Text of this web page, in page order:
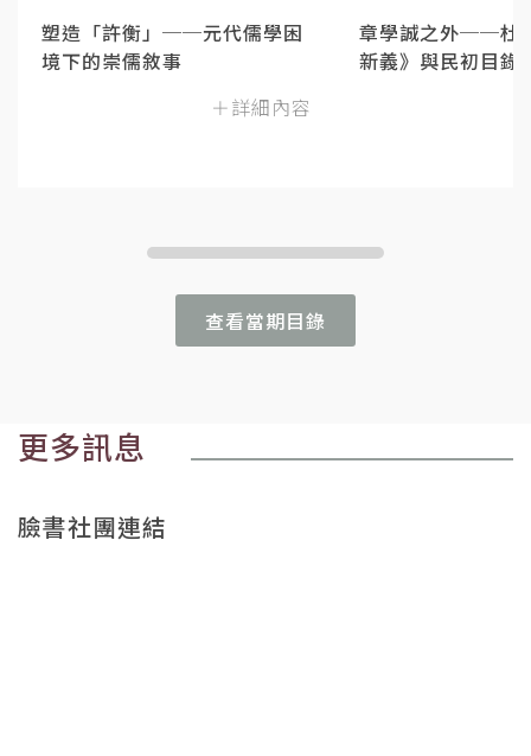
塑造「許衡」──元代儒學困
境下的崇儒敘事
＋詳細內容
章學誠之外──杜
新義》與民初目錄
查看當期目錄
更多訊息
臉書社團連結